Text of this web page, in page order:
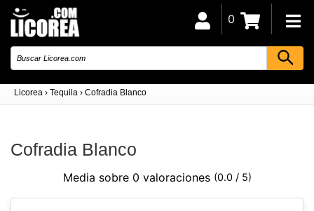
Licorea › Tequila › Cofradia Blanco
0
Cofradia Blanco
Media sobre 0 valoraciones (0.0 / 5)